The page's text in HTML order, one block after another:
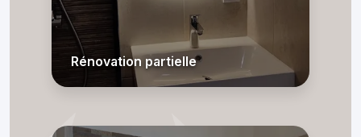
Rénovation partielle